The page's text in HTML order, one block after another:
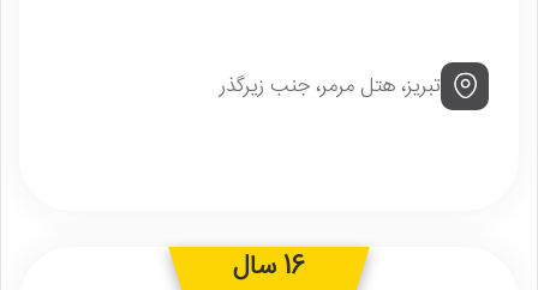
تبریز، هتل مرمر، جنب زیرگذر
16 سال